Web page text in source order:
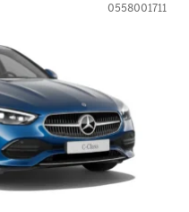
0558001711